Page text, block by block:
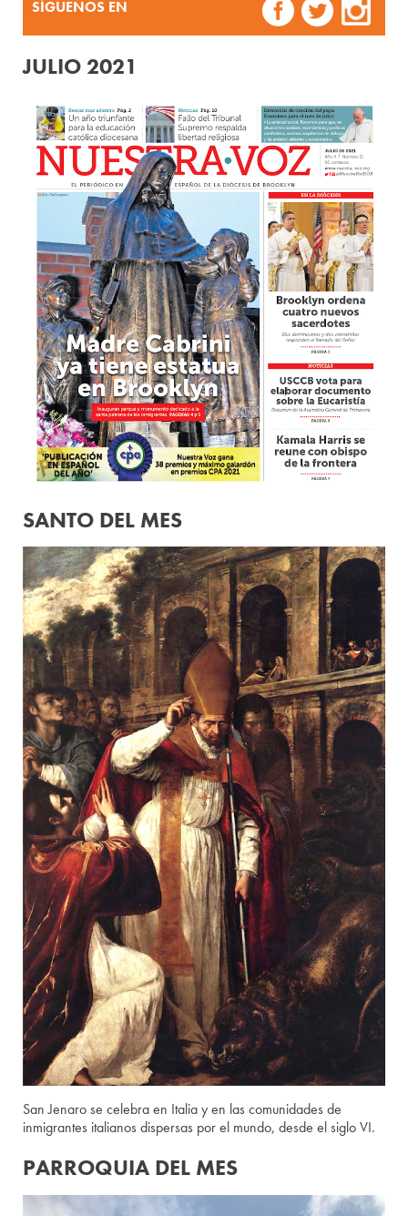
SÍGUENOS EN
JULIO 2021
SANTO DEL MES
San Jenaro se celebra en Italia y en las comunidades de
inmigrantes italianos dispersas por el mundo, desde el siglo VI.
PARROQUIA DEL MES